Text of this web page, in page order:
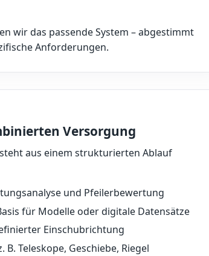
wir das passende System – abgestimmt
Anforderungen.
Versorgung
aus einem strukturierten Ablauf
und Pfeilerbewertung
für Modelle oder digitale Datensätze
Einschubrichtung
B. Teleskope, Geschiebe, Riegel